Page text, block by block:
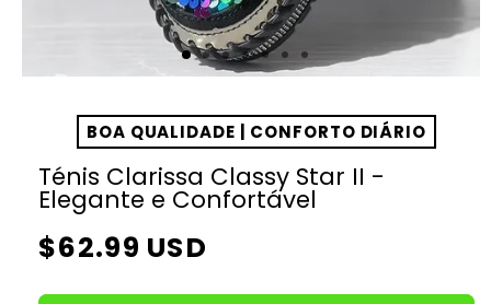
BOA QUALIDADE | CONFORTO DIÁRIO
Ténis Clarissa Classy Star II -
Elegante e Confortável
Preço
$62.99 USD